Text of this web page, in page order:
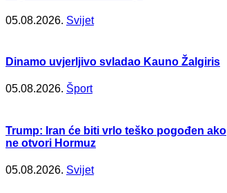
05.08.2026. Svijet
Dinamo uvjerljivo svladao Kauno Žalgiris
05.08.2026. Šport
Trump: Iran će biti vrlo teško pogođen ako
ne otvori Hormuz
05.08.2026. Svijet